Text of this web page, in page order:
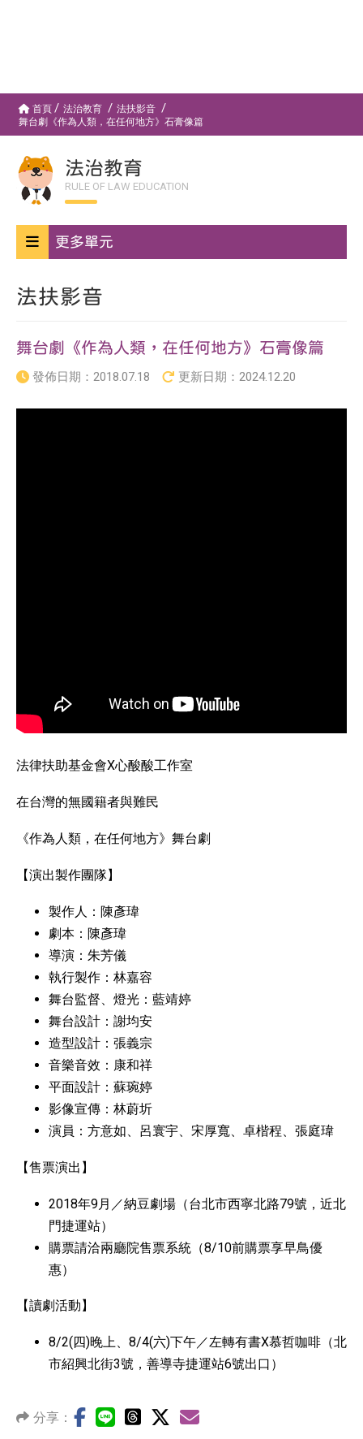
首頁 法治教育
法扶影音
舞台劇《作為人類，在任何地方》石膏像篇
法治教育
RULE OF LAW EDUCATION
更多單元
法扶影音
舞台劇《作為人類，在任何地方》石膏像篇
發佈日期： 2018.07.18 更新日期： 2024.12.20
法律扶助基金會X心酸酸工作室
在台灣的無國籍者與難民
《作為人類，在任何地方》舞台劇
【演出製作團隊】
製作人：陳彥瑋
劇本：陳彥瑋
導演：朱芳儀
執行製作：林嘉容
舞台監督、燈光：藍靖婷
舞台設計：謝均安
造型設計：張義宗
音樂音效：康和祥
平面設計：蘇琬婷
影像宣傳：林蔚圻
演員：方意如、呂寰宇、宋厚寬、卓楷程、張庭瑋
【售票演出】
2018年9月／納豆劇場（台北市西寧北路79號，近北
門捷運站）
購票請洽兩廳院售票系統（8/10前購票享早鳥優
惠）
【讀劇活動】
8/2(四)晚上、8/4(六)下午／左轉有書X慕哲咖啡（北
市紹興北街3號，善導寺捷運站6號出口）
分享：